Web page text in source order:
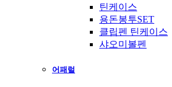
틴케이스
용돈봉투SET
클립펜 틴케이스
샤오미볼펜
어패럴